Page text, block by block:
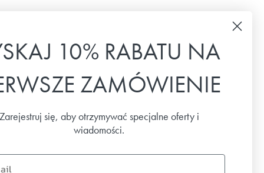
Zapisz się do naszego newslettera, aby
otrzymywać najnowsze wiadomości, oferty
specjalne i inspiracje.
Email
10% RABATU NA
ZAMÓWIENIE
się, aby otrzymywać specjalne oferty i
wiadomości.